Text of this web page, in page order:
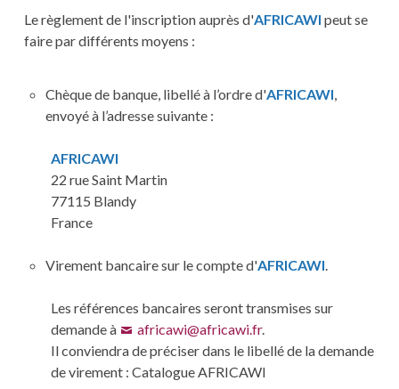
Le règlement de l'inscription auprès d'AFRICAWI peut se
faire par différents moyens :
Chèque de banque, libellé à l’ordre d'AFRICAWI,
envoyé à l’adresse suivante :
AFRICAWI
22 rue Saint Martin
77115 Blandy
France
Virement bancaire sur le compte d'AFRICAWI.
Les références bancaires seront transmises sur
demande à
africawi@africawi.fr.
Il conviendra de préciser dans le libellé de la demande
de virement : Catalogue AFRICAWI